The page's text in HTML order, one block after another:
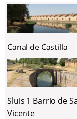
Canal de Castilla
Sluis 1 Barrio de
Vicente